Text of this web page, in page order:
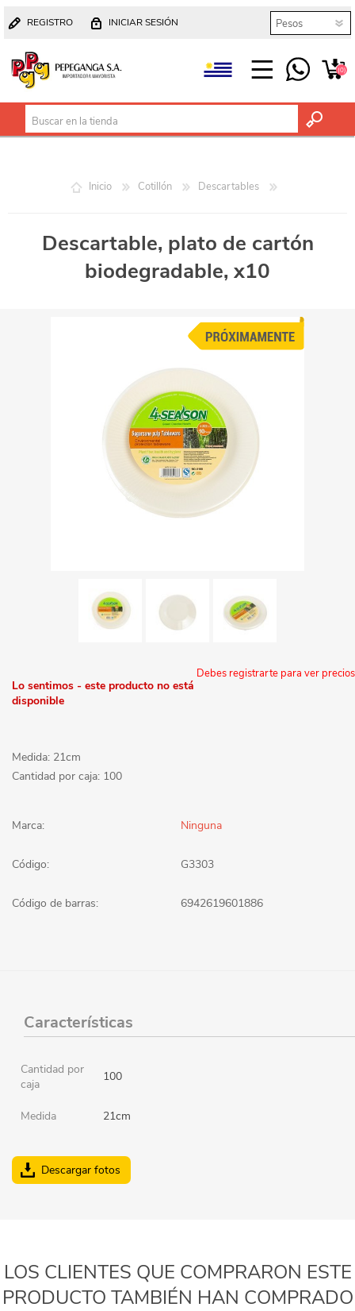
REGISTRO INICIAR SESIÓN
(0)
Inicio Cotillón Descartables
Descartable, plato de cartón
biodegradable, x10
Debes registrarte para ver precios
Lo sentimos - este producto no está
disponible
Medida: 21cm
Cantidad por caja: 100
Marca: Ninguna
Código: G3303
Código de barras: 6942619601886
Características
Cantidad por
caja
100
Medida 21cm
Descargar fotos
LOS CLIENTES QUE COMPRARON ESTE
PRODUCTO TAMBIÉN HAN COMPRADO